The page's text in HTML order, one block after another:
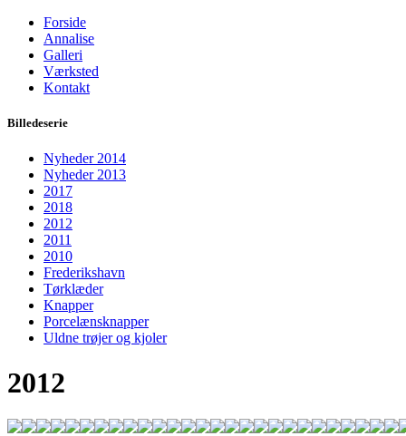
Forside
Annalise
Galleri
Værksted
Kontakt
Billedeserie
Nyheder 2014
Nyheder 2013
2017
2018
2012
2011
2010
Frederikshavn
Tørklæder
Knapper
Porcelænsknapper
Uldne trøjer og kjoler
2012